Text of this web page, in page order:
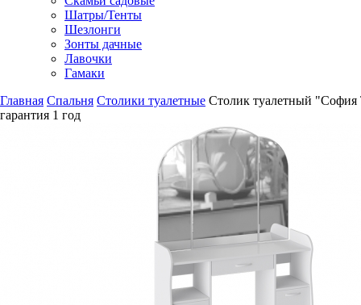
Шатры/Тенты
Шезлонги
Зонты дачные
Лавочки
Гамаки
Главная Спальня Столики туалетные Столик туалетный
гарантия 1 год